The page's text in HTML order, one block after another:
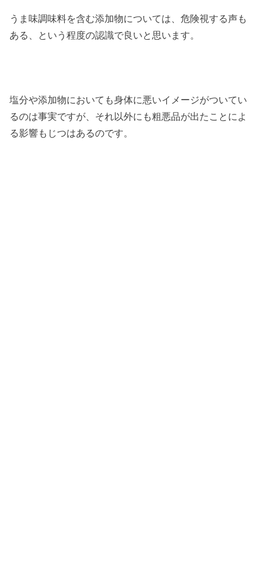
うま味調味料を含む添加物については、危険視する声も
ある、という程度の認識で良いと思います。
塩分や添加物においても身体に悪いイメージがついてい
るのは事実ですが、それ以外にも粗悪品が出たことによ
る影響もじつはあるのです。